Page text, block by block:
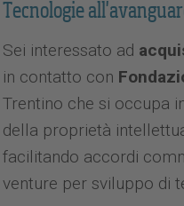
Tecnologie
Sei interessato ad
in contatto con
Trentino che si occupa
della proprietà
facilitando accordi
venture per sviluppo di